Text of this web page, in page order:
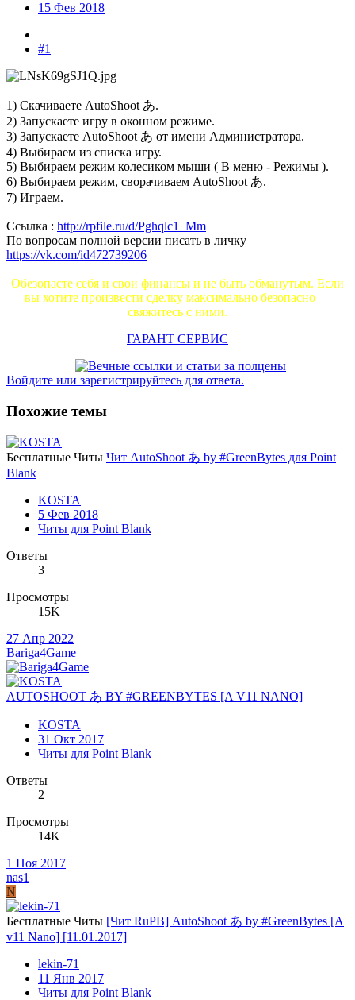
15 Фев 2018
#1
1) Скачиваете AutoShoot あ.
2) Запускаете игру в оконном режиме.
3) Запускаете AutoShoot あ от имени Администратора.
4) Выбираем из списка игру.
5) Выбираем режим колесиком мыши ( В меню - Режимы ).
6) Выбираем режим, сворачиваем AutoShoot あ.
7) Играем.
Ссылка : http://rpfile.ru/d/Pghqlc1_Mm
По вопросам полной версии писать в личку
https://vk.com/id472739206
Обезопасте себя и свои финансы и не быть обманутым. Если
вы хотите произвести сделку максимально безопасно —
свяжитесь с ними.
ГАРАНТ СЕРВИС
Войдите или зарегистрируйтесь для ответа.
Похожие темы
Бесплатные Читы Чит AutoShoot あ by #GreenBytes для Point
Blank
KOSTA
5 Фев 2018
Читы для Point Blank
Ответы
3
Просмотры
15K
27 Апр 2022
Bariga4Game
AUTOSHOOT あ BY #GREENBYTES [A V11 NANO]
KOSTA
31 Окт 2017
Читы для Point Blank
Ответы
2
Просмотры
14K
1 Ноя 2017
nas1
N
Бесплатные Читы [Чит RuPB] AutoShoot あ by #GreenBytes [A
v11 Nano] [11.01.2017]
lekin-71
11 Янв 2017
Читы для Point Blank